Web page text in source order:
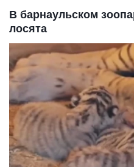
В барнаульском
лосята